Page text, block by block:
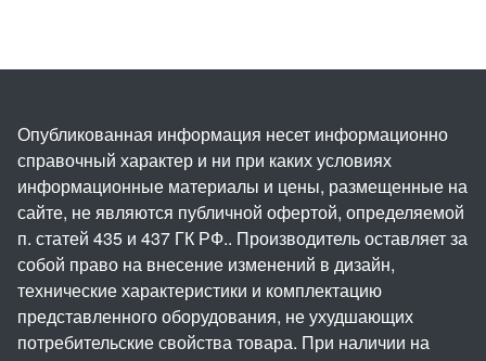
Опубликованная информация несет информационно
справочный характер и ни при каких условиях
информационные материалы и цены, размещенные на
сайте, не являются публичной офертой, определяемой
п. статей 435 и 437 ГК РФ.. Производитель оставляет за
собой право на внесение изменений в дизайн,
технические характеристики и комплектацию
представленного оборудования, не ухудшающих
потребительские свойства товара. При наличии на